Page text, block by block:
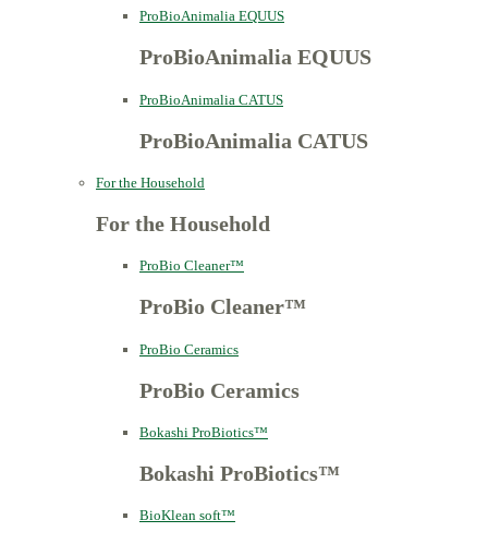
ProBioAnimalia EQUUS
ProBioAnimalia EQUUS
ProBioAnimalia CATUS
ProBioAnimalia CATUS
For the Household
For the Household
ProBio Cleaner™
ProBio Cleaner™
ProBio Ceramics
ProBio Ceramics
Bokashi ProBiotics™
Bokashi ProBiotics™
BioKlean soft™